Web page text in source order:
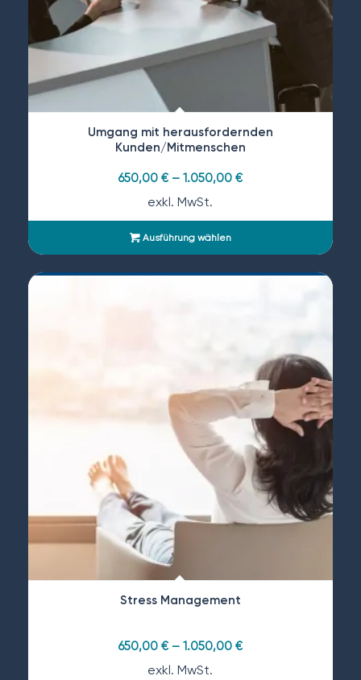
Umgang mit herausfordernden
Kunden/Mitmenschen
650,00 €– 1.050,00 €
exkl. MwSt.
Ausführung wählen
Stress Management
650,00 €– 1.050,00 €
exkl. MwSt.